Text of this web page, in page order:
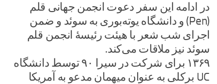
در ادامه این سفر دعوت انجمن جهانی قلم
(Pen) و دانشگاه یوته‌بوری به سوئد و ضمن
اجرای شب شعر با هیئت رئیسهٔ انجمن قلم
سوئد نیز ملاقات می‌کند.
۱۳۶۹ برای شرکت در سیرا ۹۰ توسط دانشگاه
UC برکلی به عنوان میهمان مدعو به آمریکا